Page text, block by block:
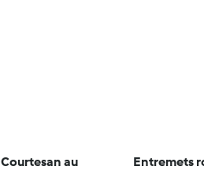
Courtesan au
Entremets